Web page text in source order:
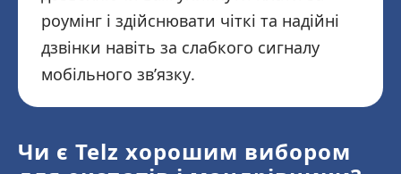
роумінг і здійснювати чіткі та надійні
дзвінки навіть за слабкого сигналу
мобільного зв’язку.
Чи є Telz хорошим вибором